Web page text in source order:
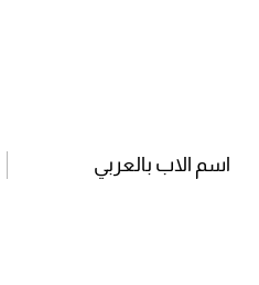
اسم الاب بالعربي